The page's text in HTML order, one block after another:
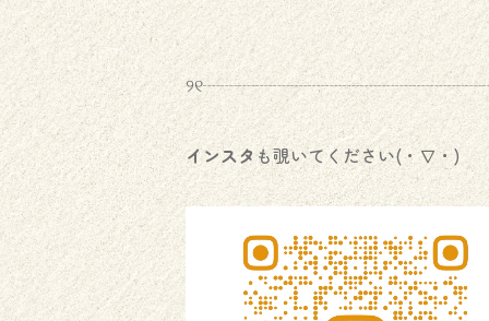
インスタも覗いてください(・∇・)